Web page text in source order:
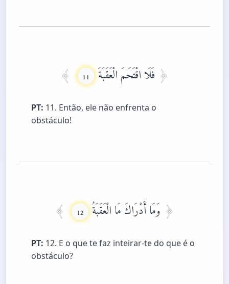
فَلَا اقْتَحَمَ الْعَقَبَةَ 11
PT: 11. Então, ele não enfrenta o
obstáculo!
وَمَا أَدْرَاكَ مَا الْعَقَبَةُ 12
PT: 12. E o que te faz inteirar-te do que é o
obstáculo?